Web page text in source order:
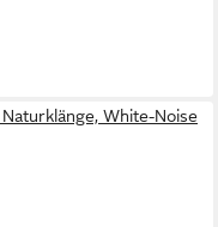
White-Noise